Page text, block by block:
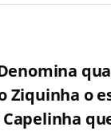
Ziquinha o